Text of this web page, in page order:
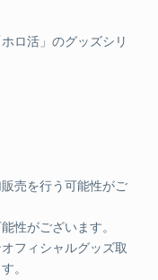
ロ活」のグッズシリ
売を行う可能性がご
性がございます。
フィシャルグッズ取
。